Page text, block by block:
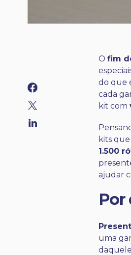
O fim
do que
cada
kit com
kits
1.500
ajudar
Por
uma